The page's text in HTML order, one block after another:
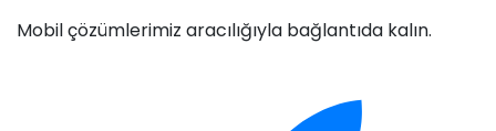
Mobil çözümlerimiz aracılığıyla bağlantıda kalın.